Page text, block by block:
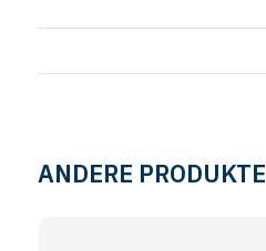
ANDERE PRODUKTE